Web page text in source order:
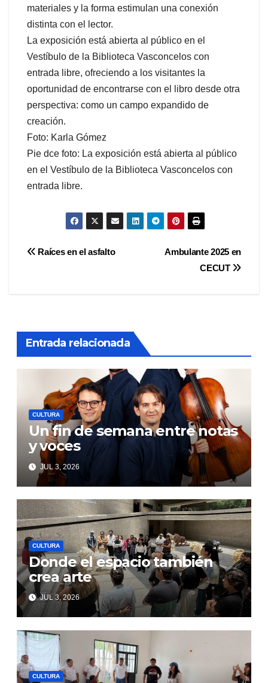
materiales y la forma estimulan una conexión
distinta con el lector.
La exposición está abierta al público en el
Vestíbulo de la Biblioteca Vasconcelos con
entrada libre, ofreciendo a los visitantes la
oportunidad de encontrarse con el libro desde otra
perspectiva: como un campo expandido de
creación.
Foto: Karla Gómez
Pie dce foto: La exposición está abierta al público
en el Vestíbulo de la Biblioteca Vasconcelos con
entrada libre.
Navegación
Ambulante 2025 en
CECUT
Raíces en el asfalto
Entrada relacionada
CULTURA
Un fin de semana entre notas
y voces
JUL 3, 2026
CULTURA
Donde el espacio también
crea arte
JUL 3, 2026
CULTURA